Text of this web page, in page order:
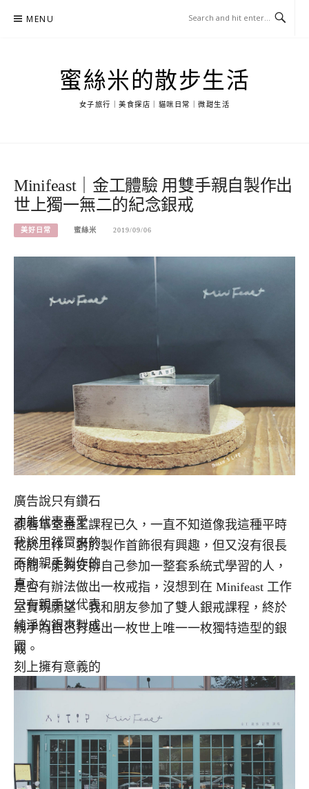
MENU
蜜絲米的散步生活
女子旅行｜美食探店｜貓咪日常｜微甜生活
Minifeast｜金工體驗 用雙手親自製作出
世上獨一無二的紀念銀戒
美好日常 蜜絲米 2019/09/06
廣告說只有鑽石
才能代表真愛
我說用錢買來的
不夠親手製作的
真心
只有親手以代表
純淨的銀來製成
圈
刻上擁有意義的
字母 閃亮地套在
才是世上獨一無
二的寶藏
觀看單堂金工課程已久，一直不知道像我這種平時
忙於工作，對於製作首飾很有興趣，但又沒有很長
時間，能夠安排自己參加一整套系統式學習的人，
是否有辦法做出一枚戒指，沒想到在 Minifeast 工作
室實現願望。我和朋友參加了雙人銀戒課程，終於
親手為自己打造出一枚世上唯一一枚獨特造型的銀
戒。